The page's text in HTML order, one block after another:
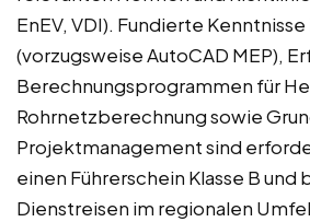
EnEV, VDI). Fundierte
(vorzugsweise AutoCAD MEP),
Berechnungsprogrammen für
Rohrnetzberechnung sowie
Projektmanagement sind
einen Führerschein Klasse B und
Dienstreisen im regionalen